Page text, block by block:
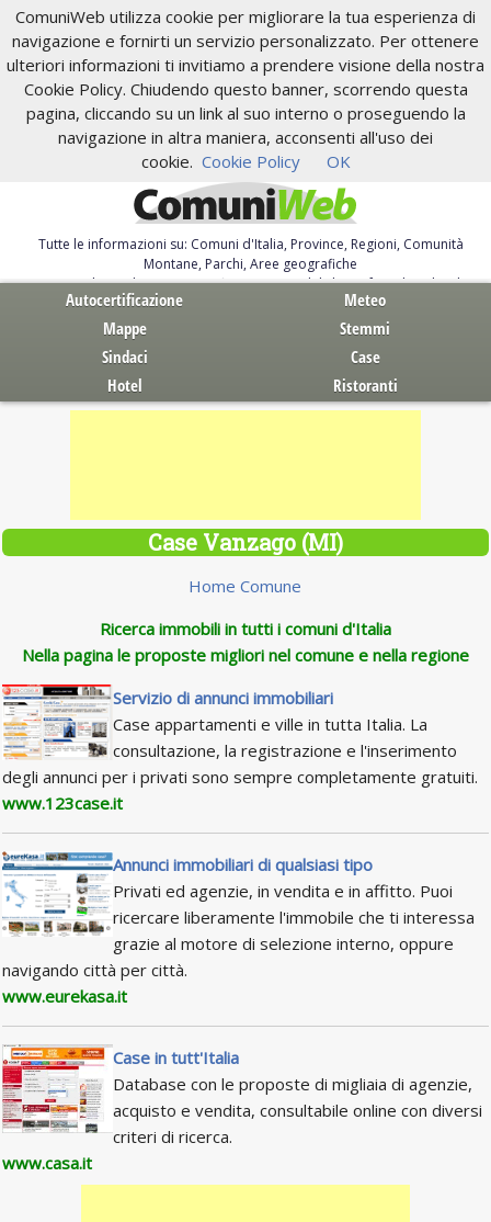
ComuniWeb utilizza cookie per migliorare la tua esperienza di
navigazione e fornirti un servizio personalizzato. Per ottenere
ulteriori informazioni ti invitiamo a prendere visione della nostra
Cookie Policy. Chiudendo questo banner, scorrendo questa
pagina, cliccando su un link al suo interno o proseguendo la
navigazione in altra maniera, acconsenti all'uso dei
cookie. Cookie Policy OK
Tutte le informazioni su: Comuni d'Italia, Province, Regioni, Comunità
Montane, Parchi, Aree geografiche
Servizi al Cittadino. Autocertificazione, moduli, leggi, free download
Autocertificazione
Meteo
Mappe
Stemmi
Sindaci
Case
Hotel
Ristoranti
Case Vanzago (MI)
Home Comune
Ricerca immobili in tutti i comuni d'Italia
Nella pagina le proposte migliori nel comune e nella regione
Servizio di annunci immobiliari
Case appartamenti e ville in tutta Italia. La
consultazione, la registrazione e l'inserimento
degli annunci per i privati sono sempre completamente gratuiti.
www.123case.it
Annunci immobiliari di qualsiasi tipo
Privati ed agenzie, in vendita e in affitto. Puoi
ricercare liberamente l'immobile che ti interessa
grazie al motore di selezione interno, oppure
navigando città per città.
www.eurekasa.it
Case in tutt'Italia
Database con le proposte di migliaia di agenzie,
acquisto e vendita, consultabile online con diversi
criteri di ricerca.
www.casa.it